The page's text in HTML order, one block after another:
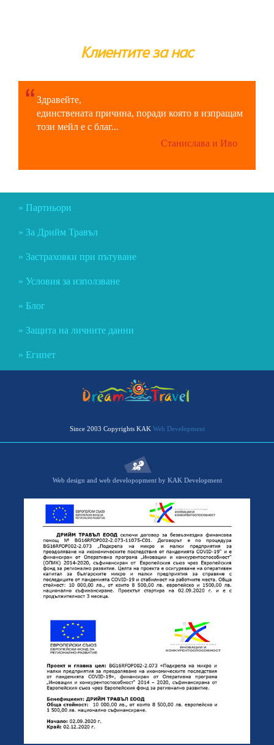
Клиентите за нас
Здравейте,
единствената причина, поради която в изпращам
този мейл е с благ...
Станислава и Иво
Партньори
За Дрийм Травъл
Застраховки при пътуване
Условия за използване
Блог
Защита на личните данни
Египет
Since 2003 Copyrights KAK Web Development
Web design and web developopment by KAK Development